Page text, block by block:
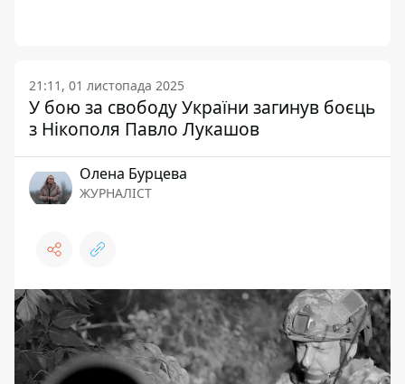
21:11, 01 листопада 2025
У бою за свободу України загинув боєць
з Нікополя Павло Лукашов
Олена Бурцева
ЖУРНАЛІСТ